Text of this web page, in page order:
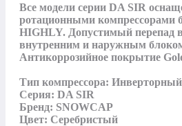
Все модели серии DA SIR
ротационными компрессорами
HIGHLY. Допустимый перепад
внутренним и наружным
Антикоррозийное покрытие
Тип компрессора: Инверторный
Серия: DA SIR
Бренд: SNOWCAP
Цвет: Серебристый